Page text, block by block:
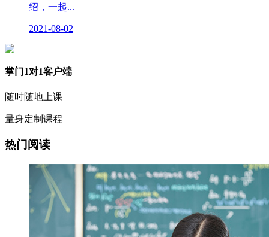
绍，一起...
2021-08-02
掌门1对1客户端
随时随地上课
量身定制课程
热门阅读